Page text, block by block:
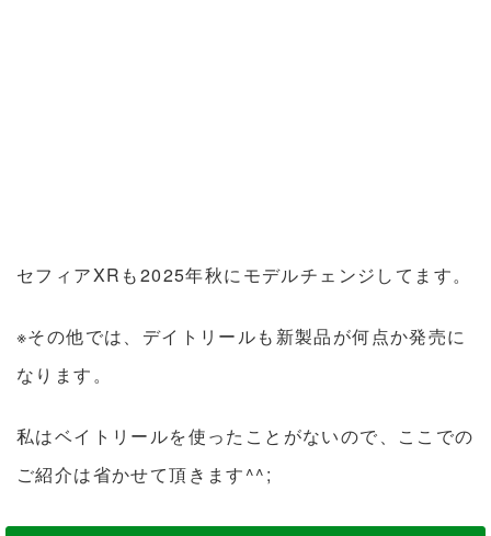
セフィアXRも2025年秋にモデルチェンジしてます。
※その他では、デイトリールも新製品が何点か発売に
なります。
私はベイトリールを使ったことがないので、ここでの
ご紹介は省かせて頂きます^^;